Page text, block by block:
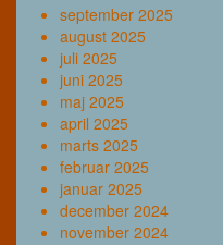
september 2025
august 2025
juli 2025
juni 2025
maj 2025
april 2025
marts 2025
februar 2025
januar 2025
december 2024
november 2024